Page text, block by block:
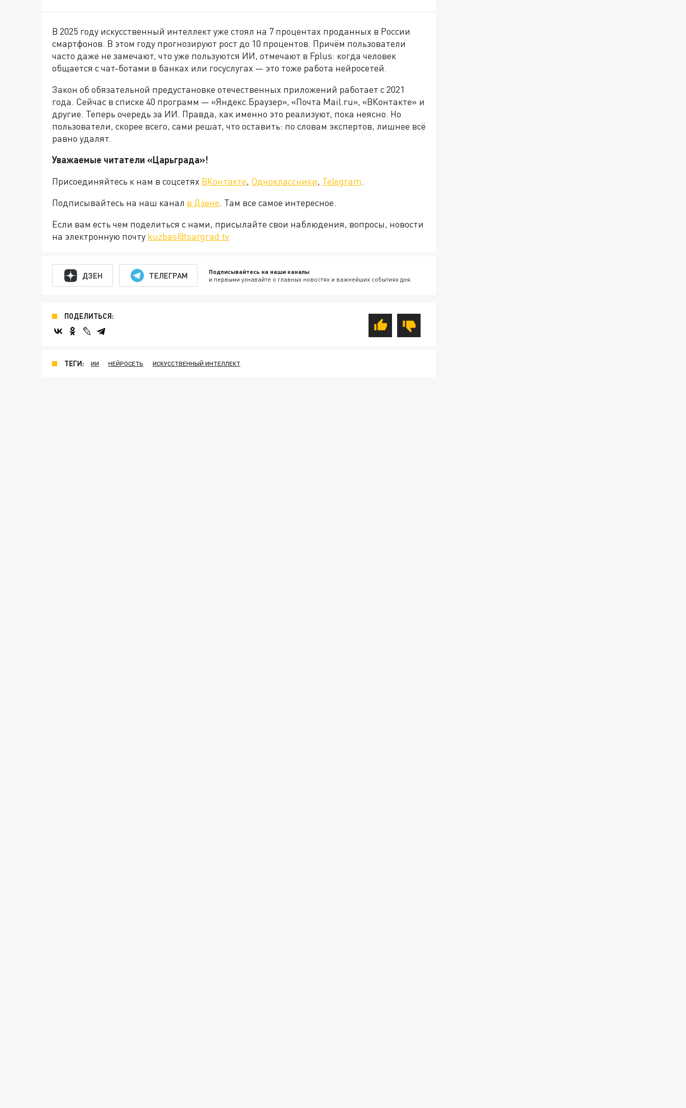
В 2025 году искусственный интеллект уже стоял на 7 процентах проданных в России
смартфонов. В этом году прогнозируют рост до 10 процентов. Причём пользователи
часто даже не замечают, что уже пользуются ИИ, отмечают в Fplus: когда человек
общается с чат-ботами в банках или госуслугах — это тоже работа нейросетей.
Закон об обязательной предустановке отечественных приложений работает с 2021
года. Сейчас в списке 40 программ — «Яндекс.Браузер», «Почта Mail.ru», «ВКонтакте» и
другие. Теперь очередь за ИИ. Правда, как именно это реализуют, пока неясно. Но
пользователи, скорее всего, сами решат, что оставить: по словам экспертов, лишнее всё
равно удалят.
Уважаемые читатели «Царьграда»!
Присоединяйтесь к нам в соцсетях ВКонтакте, Одноклассники, Telegram.
Подписывайтесь на наш канал в Дзене. Там все самое интересное.
Если вам есть чем поделиться с нами, присылайте свои наблюдения, вопросы, новости
на электронную почту kuzbas@tsargrad.tv
ДЗЕН ТЕЛЕГРАМ Подписывайтесь на наши каналы
и первыми узнавайте о главных новостях и важнейших событиях дня.
ПОДЕЛИТЬСЯ:
ТЕГИ: ИИ НЕЙРОСЕТЬ ИСКУССТВЕННЫЙ ИНТЕЛЛЕКТ